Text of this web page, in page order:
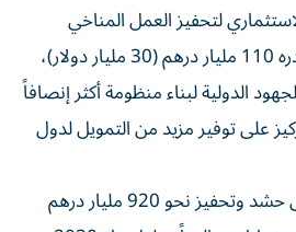
لتحفيز العمل المناخي
برأسمال أساسي أولي قدره 110 مليار درهم (30 مليار دولار)،
الدولية لبناء منظومة أكثر إنصافاً
على توفير مزيد من التمويل لدول
ويسعى صندوق ألتيرّا إلى حشد وتحفيز نحو 920 مليار درهم